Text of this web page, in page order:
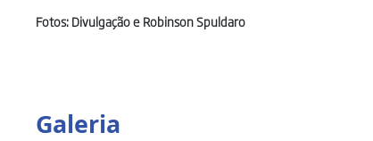
Fotos: Divulgação e Robinson Spuldaro
Galeria